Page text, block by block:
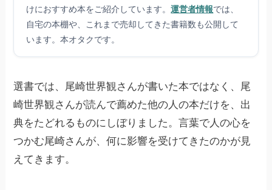
けにおすすめ本をご紹介しています。運営者情報では、
自宅の本棚や、これまで売却してきた書籍数も公開して
います。本オタクです。
選書では、尾崎世界観さんが書いた本ではなく、尾
崎世界観さんが読んで薦めた他の人の本だけを、出
典をたどれるものにしぼりました。言葉で人の心を
つかむ尾崎さんが、何に影響を受けてきたのかが見
えてきます。